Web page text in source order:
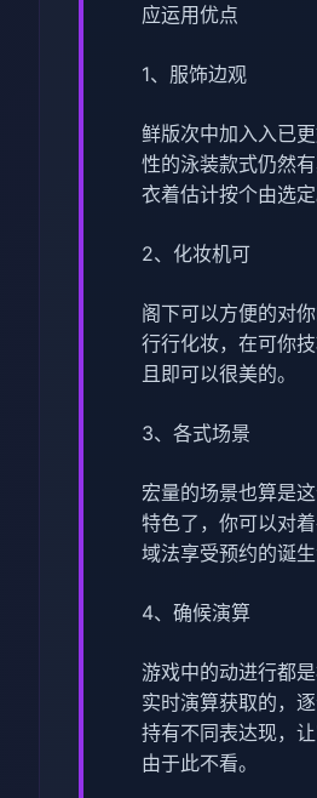
应运用优点
1、服饰边观
鲜版次中加入入已
性的泳装款式仍然
衣着估计按个由选定
2、化妆机可
阁下可以方便的对
行行化妆，在可你
且即可以很美的。
3、各式场景
宏量的场景也算是
特色了，你可以对
域法享受预约的诞生
4、确候演算
游戏中的动进行都
实时演算获取的，
持有不同表达现，
由于此不看。